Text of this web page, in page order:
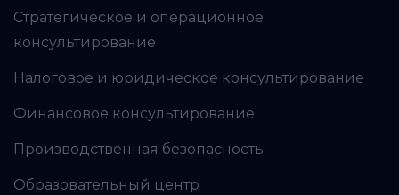
Стратегическое и операционное
консультирование
Налоговое и юридическое консультирование
Финансовое консультирование
Производственная безопасность
Образовательный центр